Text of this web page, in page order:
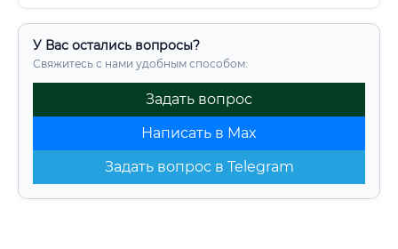
У Вас остались вопросы?
Свяжитесь с нами удобным способом:
Задать вопрос
Написать в Max
Задать вопрос в Telegram